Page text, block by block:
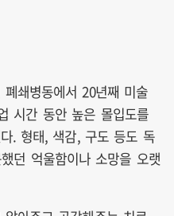
쇄병동에서 20년째 미술
시간 동안 높은 몰입도를
. 형태, 색감, 구도 등도 독
던 억울함이나 소망을 오랫